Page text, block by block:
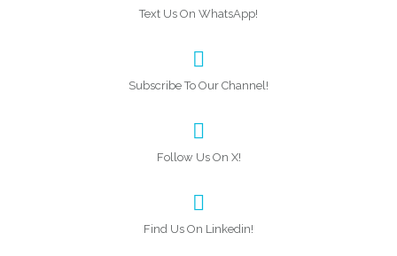
Text Us On WhatsApp!
Subscribe To Our Channel!
Follow Us On X!
Find Us On Linkedin!